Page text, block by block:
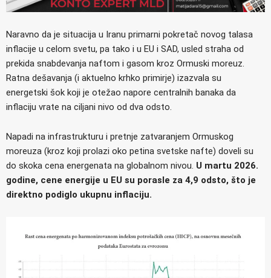
Naravno da je situacija u Iranu primarni pokretač novog talasa
inflacije u celom svetu, pa tako i u EU i SAD, usled straha od
prekida snabdevanja naftom i gasom kroz Ormuski moreuz.
Ratna dešavanja (i aktuelno krhko primirje) izazvala su
energetski šok koji je otežao napore centralnih banaka da
inflaciju vrate na ciljani nivo od dva odsto.
Napadi na infrastrukturu i pretnje zatvaranjem Ormuskog
moreuza (kroz koji prolazi oko petina svetske nafte) doveli su
do skoka cena energenata na globalnom nivou. U martu 2026.
godine, cene energije u EU su porasle za 4,9 odsto, što je
direktno podiglo ukupnu inflaciju.